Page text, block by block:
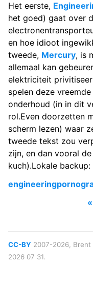
Het eerste,
het goed) gaat over
en hoe idioot
tweede, Mercury, is
allemaal kan
elektriciteit
spelen deze
onderhoud (in in dit
rol.Even doorzetten
scherm lezen) waar
tweede tekst zou
zijn, en dan vooral
kuch).Lokale backup:
«
CC-BY 2007-2026, Brent
2026 07 31.